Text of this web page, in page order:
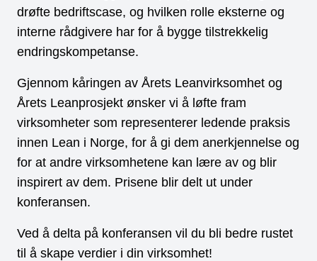
drøfte bedriftscase, og hvilken rolle eksterne og
interne rådgivere har for å bygge tilstrekkelig
endringskompetanse.
Gjennom kåringen av Årets Leanvirksomhet og
Årets Leanprosjekt ønsker vi å løfte fram
virksomheter som representerer ledende praksis
innen Lean i Norge, for å gi dem anerkjennelse og
for at andre virksomhetene kan lære av og blir
inspirert av dem. Prisene blir delt ut under
konferansen.
Ved å delta på konferansen vil du bli bedre rustet
til å skape verdier i din virksomhet!